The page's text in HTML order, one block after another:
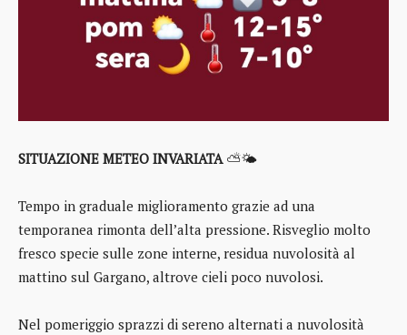
SITUAZIONE METEO INVARIATA⛅🌤️
Tempo in graduale miglioramento grazie ad una
temporanea rimonta dell’alta pressione. Risveglio molto
fresco specie sulle zone interne, residua nuvolosità al
mattino sul Gargano, altrove cieli poco nuvolosi.
Nel pomeriggio sprazzi di sereno alternati a nuvolosità